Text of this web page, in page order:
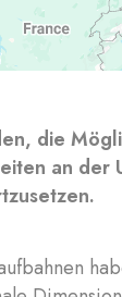
die
an der